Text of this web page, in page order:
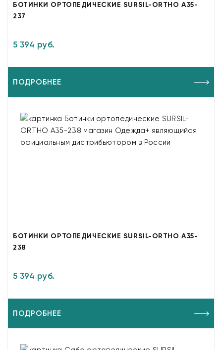
БОТИНКИ ОРТОПЕДИЧЕСКИЕ SURSIL-ORTHO A35-
237
5 394 руб.
ПОДРОБНЕЕ
БОТИНКИ ОРТОПЕДИЧЕСКИЕ SURSIL-ORTHO A35-
238
5 394 руб.
ПОДРОБНЕЕ